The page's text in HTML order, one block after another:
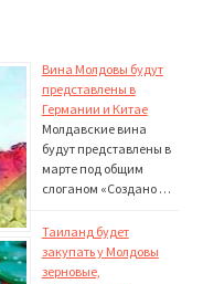
Вина Молдовы будут
представлены в
Германии и Китае
Молдавские вина
будут представлены в
марте под общим
слоганом «Создано …
Таиланд будет
закупать у Молдовы
зерновые,